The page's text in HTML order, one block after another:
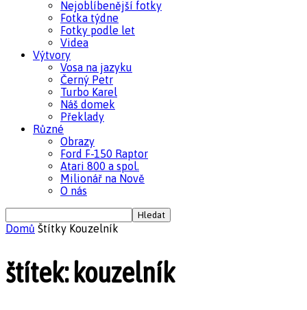
Nejoblíbenější fotky
Fotka týdne
Fotky podle let
Videa
Výtvory
Vosa na jazyku
Černý Petr
Turbo Karel
Náš domek
Překlady
Různé
Obrazy
Ford F-150 Raptor
Atari 800 a spol.
Milionář na Nově
O nás
Domů Štítky Kouzelník
štítek: kouzelník